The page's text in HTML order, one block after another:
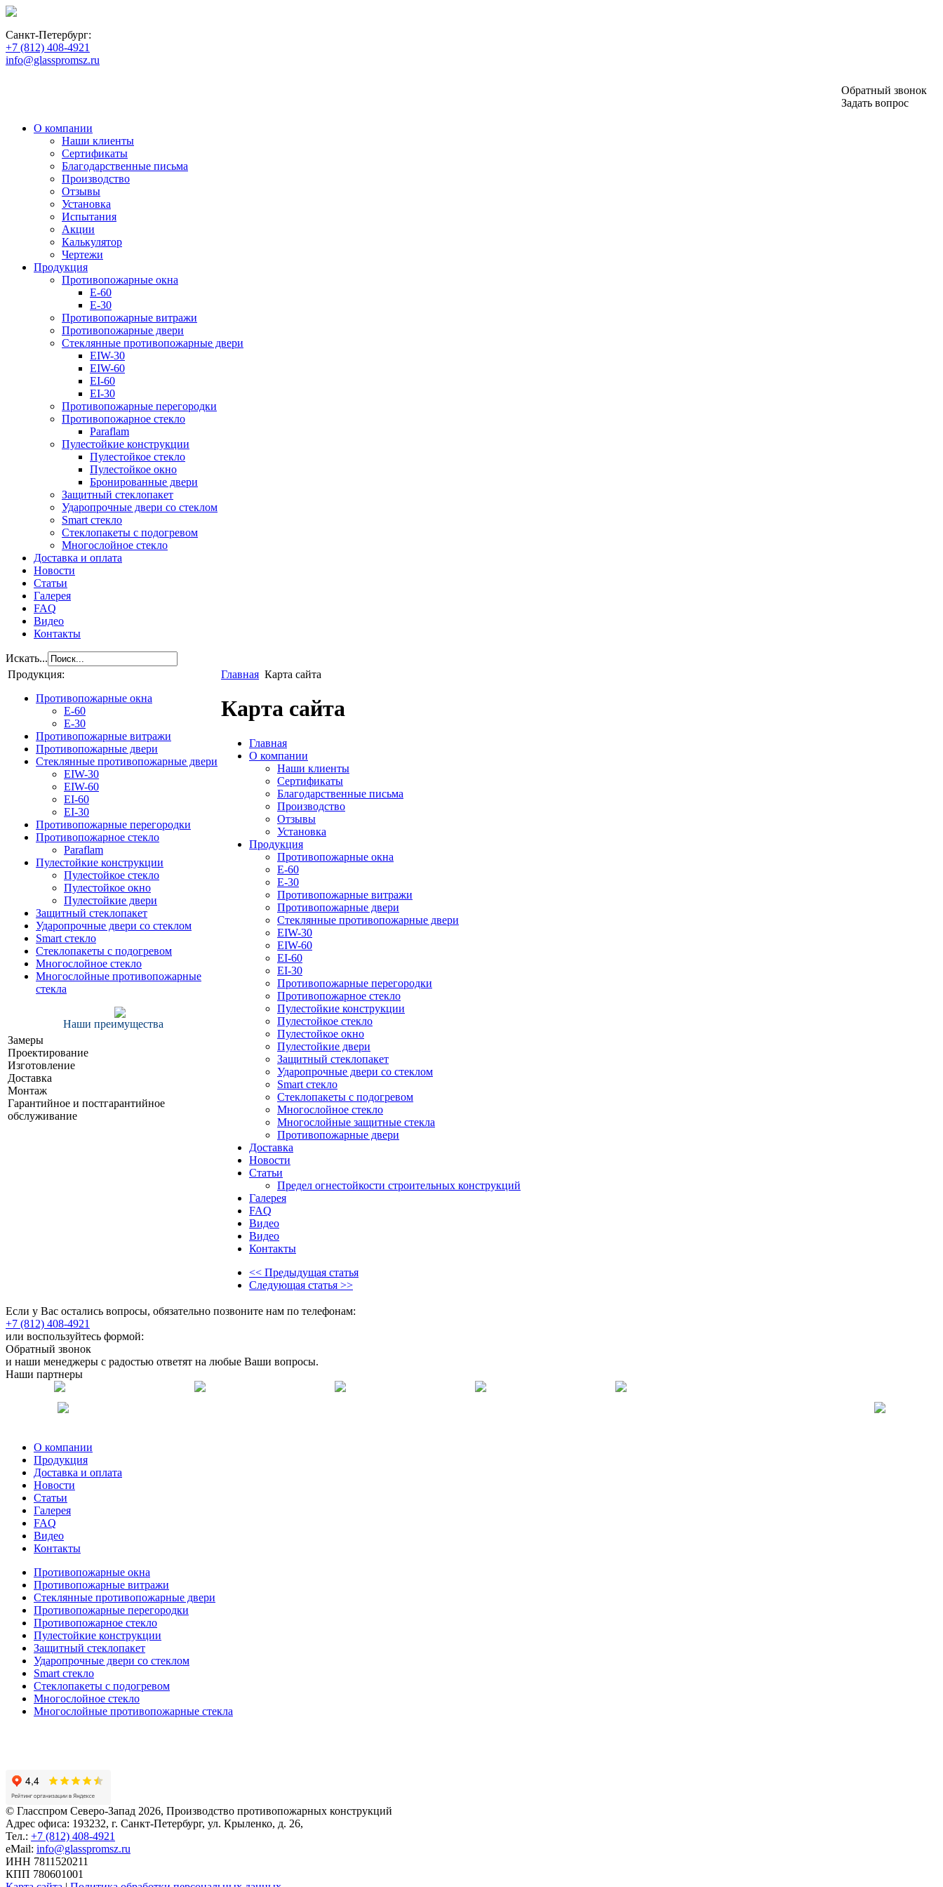
Санкт-Петербург:
+7 (812) 408-4921
info@glasspromsz.ru
Обратный звонок
Задать вопрос
О компании
Наши клиенты
Сертификаты
Благодарственные письма
Производство
Отзывы
Установка
Испытания
Акции
Калькулятор
Чертежи
Продукция
Противопожарные окна
E-60
E-30
Противопожарные витражи
Противопожарные двери
Стеклянные противопожарные двери
EIW-30
EIW-60
EI-60
EI-30
Противопожарные перегородки
Противопожарное стекло
Paraflam
Пулестойкие конструкции
Пулестойкое стекло
Пулестойкое окно
Бронированные двери
Защитный стеклопакет
Ударопрочные двери со стеклом
Smart стекло
Cтеклопакеты с подогревом
Многослойное стекло
Доставка и оплата
Новости
Статьи
Галерея
FAQ
Видео
Контакты
Искать...
Продукция:
Противопожарные окна
E-60
E-30
Противопожарные витражи
Противопожарные двери
Стеклянные противопожарные двери
EIW-30
EIW-60
EI-60
EI-30
Противопожарные перегородки
Противопожарное стекло
Paraflam
Пулестойкие конструкции
Пулестойкое стекло
Пулестойкое окно
Пулестойкие двери
Защитный стеклопакет
Ударопрочные двери со стеклом
Smart стекло
Cтеклопакеты с подогревом
Многослойное стекло
Многослойные противопожарные
стекла
Наши преимущества
Замеры
Проектирование
Изготовление
Доставка
Монтаж
Гарантийное и постгарантийное
обслуживание
Главная Карта сайта
Карта сайта
Главная
О компании
Наши клиенты
Сертификаты
Благодарственные письма
Производство
Отзывы
Установка
Продукция
Противопожарные окна
E-60
E-30
Противопожарные витражи
Противопожарные двери
Стеклянные противопожарные двери
EIW-30
EIW-60
EI-60
EI-30
Противопожарные перегородки
Противопожарное стекло
Пулестойкие конструкции
Пулестойкое стекло
Пулестойкое окно
Пулестойкие двери
Защитный стеклопакет
Ударопрочные двери со стеклом
Smart стекло
Cтеклопакеты с подогревом
Многослойное стекло
Многослойные защитные стекла
Противопожарные двери
Доставка
Новости
Статьи
Предел огнестойкости строительных конструкций
Галерея
FAQ
Видео
Видео
Контакты
<< Предыдущая статья
Следующая статья >>
Если у Вас остались вопросы, обязательно позвоните нам по телефонам:
+7 (812) 408-4921
или воспользуйтесь формой:
Обратный звонок
и наши менеджеры с радостью ответят на любые Ваши вопросы.
Наши партнеры
О компании
Продукция
Доставка и оплата
Новости
Статьи
Галерея
FAQ
Видео
Контакты
Противопожарные окна
Противопожарные витражи
Стеклянные противопожарные двери
Противопожарные перегородки
Противопожарное стекло
Пулестойкие конструкции
Защитный стеклопакет
Ударопрочные двери со стеклом
Smart стекло
Cтеклопакеты с подогревом
Многослойное стекло
Многослойные противопожарные стекла
© Гласспром Северо-Запад 2026, Производство противопожарных конструкций
Адрес офиса: 193232, г. Санкт-Петербург, ул. Крыленко, д. 26,
Тел.: +7 (812) 408-4921
eMail: info@glasspromsz.ru
ИНН 7811520211
КПП 780601001